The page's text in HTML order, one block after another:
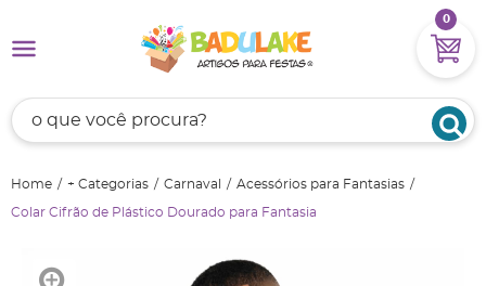
0
Home + Categorias Carnaval Acessórios para Fantasias
Colar Cifrão de Plástico Dourado para Fantasia